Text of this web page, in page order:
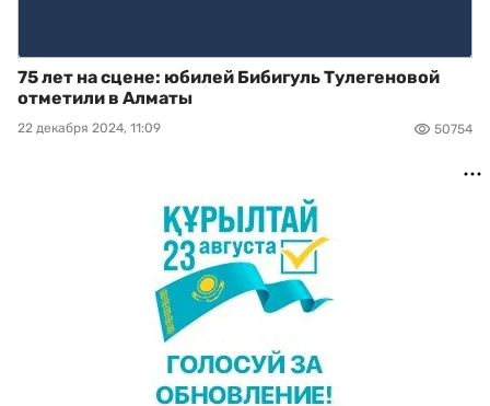
75 лет на сцене: юбилей Бибигуль Тулегеновой
отметили в Алматы
22 декабря 2024, 11:09 50754